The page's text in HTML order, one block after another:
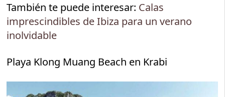
También te puede interesar: Calas
imprescindibles de Ibiza para un verano
inolvidable
Playa Klong Muang Beach en Krabi